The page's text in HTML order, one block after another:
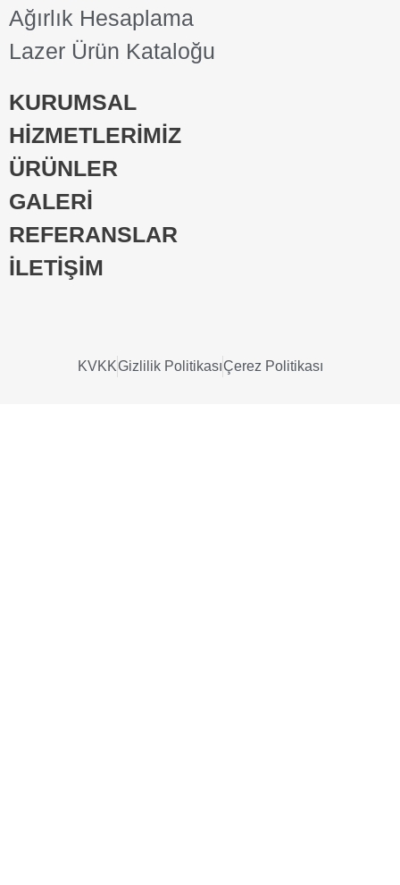
Ağırlık Hesaplama
Lazer Ürün Kataloğu
KURUMSAL
HİZMETLERİMİZ
ÜRÜNLER
GALERİ
REFERANSLAR
İLETİŞİM
KVKKGizlilik PolitikasıÇerez Politikası